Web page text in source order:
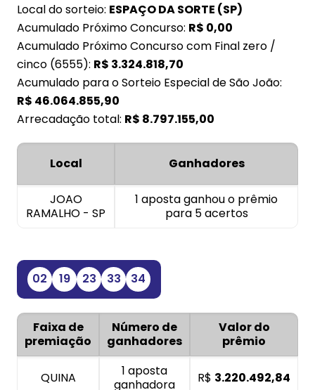
Local do sorteio: ESPAÇO DA SORTE (SP)
Acumulado Próximo Concurso: R$ 0,00
Acumulado Próximo Concurso com Final zero /
cinco (6555): R$ 3.324.818,70
Acumulado para o Sorteio Especial de São João:
R$ 46.064.855,90
Arrecadação total: R$ 8.797.155,00
Local Ganhadores
JOAO
RAMALHO - SP
1 aposta ganhou o prêmio
para 5 acertos
02 19 23 33 34
Faixa de
premiação
Número de
ganhadores
Valor do
prêmio
QUINA
1 aposta
ganhadora
R$ 3.220.492,84